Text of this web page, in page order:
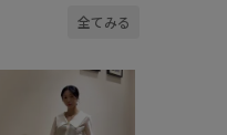
全てみる